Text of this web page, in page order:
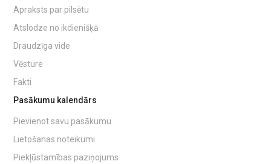
Apraksts par pilsētu
Atslodze no ikdienišķā
Draudzīga vide
Vēsture
Fakti
Pasākumu kalendārs
Pievienot savu pasākumu
Lietošanas noteikumi
Piekļūstamības paziņojums